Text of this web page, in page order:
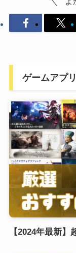
ゲームアプ
【2024年最新